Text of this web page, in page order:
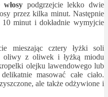
podgrzejcie lekko dwie
przez kilka minut. Następnie
minut i dokładnie wymyjcie
mieszając cztery łyżki soli
oliwy z oliwek i łyżką miodu
olejku lawendowego lub
masować całe ciało.
ale także odżywione i